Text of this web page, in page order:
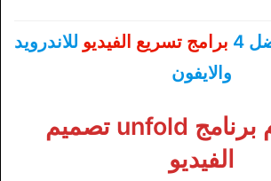
4 برامج تسريع الفيديو للاندرويد
والايفون
استخدام برنامج unfold تصميم
الفيديو